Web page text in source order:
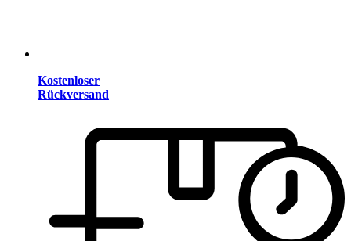
Kostenloser
Rückversand